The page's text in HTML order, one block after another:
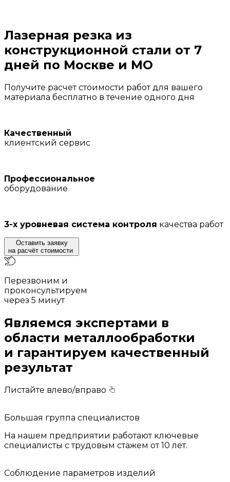
Лазерная резка из
конструкционной стали от 7
дней по Москве и МО
Получите расчет стоимости работ для вашего
материала бесплатно в течение одного дня
Качественный
клиентский сервис
Профессиональное
оборудование
3-х уровневая система контроля качества работ
Оставить заявку
на расчёт стоимости
Перезвоним и
проконсультируем
через 5 минут
Являемся экспертами в
области металлообработки
и гарантируем качественный
результат
Листайте влево/вправо
Большая группа специалистов
На нашем предприятии работают ключевые
специалисты с трудовым стажем от 10 лет.
Соблюдение параметров изделий